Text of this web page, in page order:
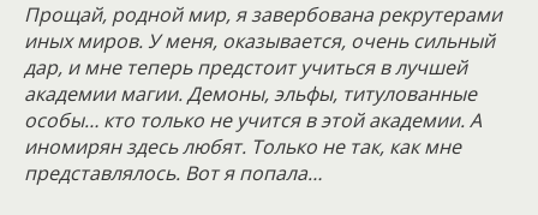
Прощай, родной мир, я завербована рекрутерами
иных миров. У меня, оказывается, очень сильный
дар, и мне теперь предстоит учиться в лучшей
академии магии. Демоны, эльфы, титулованные
особы… кто только не учится в этой академии. А
иномирян здесь любят. Только не так, как мне
представлялось. Вот я попала…